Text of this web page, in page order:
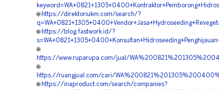
🌐 https://direktoriukm.com/search/?
🌐 https://blog.fastwork.id/?
🌐
https://www.ruparupa.com/jual/
🌐
https://ruangjual.com/cari/
🌐 https://inaproduct.com/search/companies?